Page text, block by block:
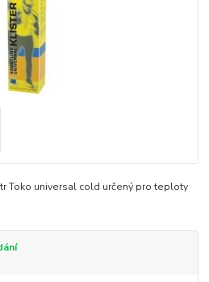
Toko universal cold určený pro teploty